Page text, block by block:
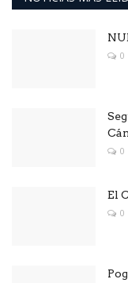
0
0
El
0